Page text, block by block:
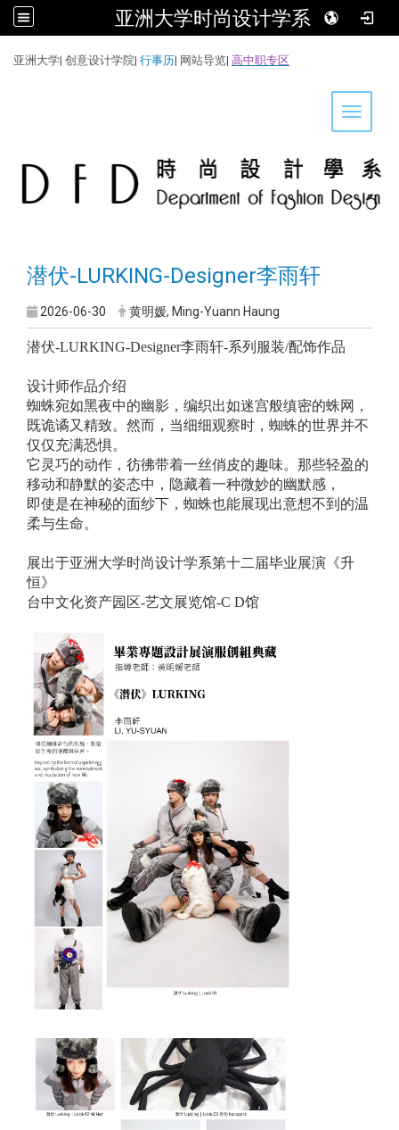
亚洲大学时尚设计学系
亚洲大学| 创意设计学院| 行事历| 网站导览| 高中职专区
Toggle
潜伏-LURKING-Designer李雨轩
2026-06-30 黄明媛, Ming-Yuann Haung
潜伏-LURKING-Designer李雨轩-系列服装/配饰作品
设计师作品介绍
蜘蛛宛如黑夜中的幽影，编织出如迷宫般缜密的蛛网，
既诡谲又精致。然而，当细细观察时，蜘蛛的世界并不
仅仅充满恐惧。
它灵巧的动作，彷彿带着一丝俏皮的趣味。那些轻盈的
移动和静默的姿态中，隐藏着一种微妙的幽默感，
即使是在神秘的面纱下，蜘蛛也能展现出意想不到的温
柔与生命。
展出于亚洲大学时尚设计学系第十二届毕业展演《升
恒》
台中文化资产园区-艺文展览馆-C D馆